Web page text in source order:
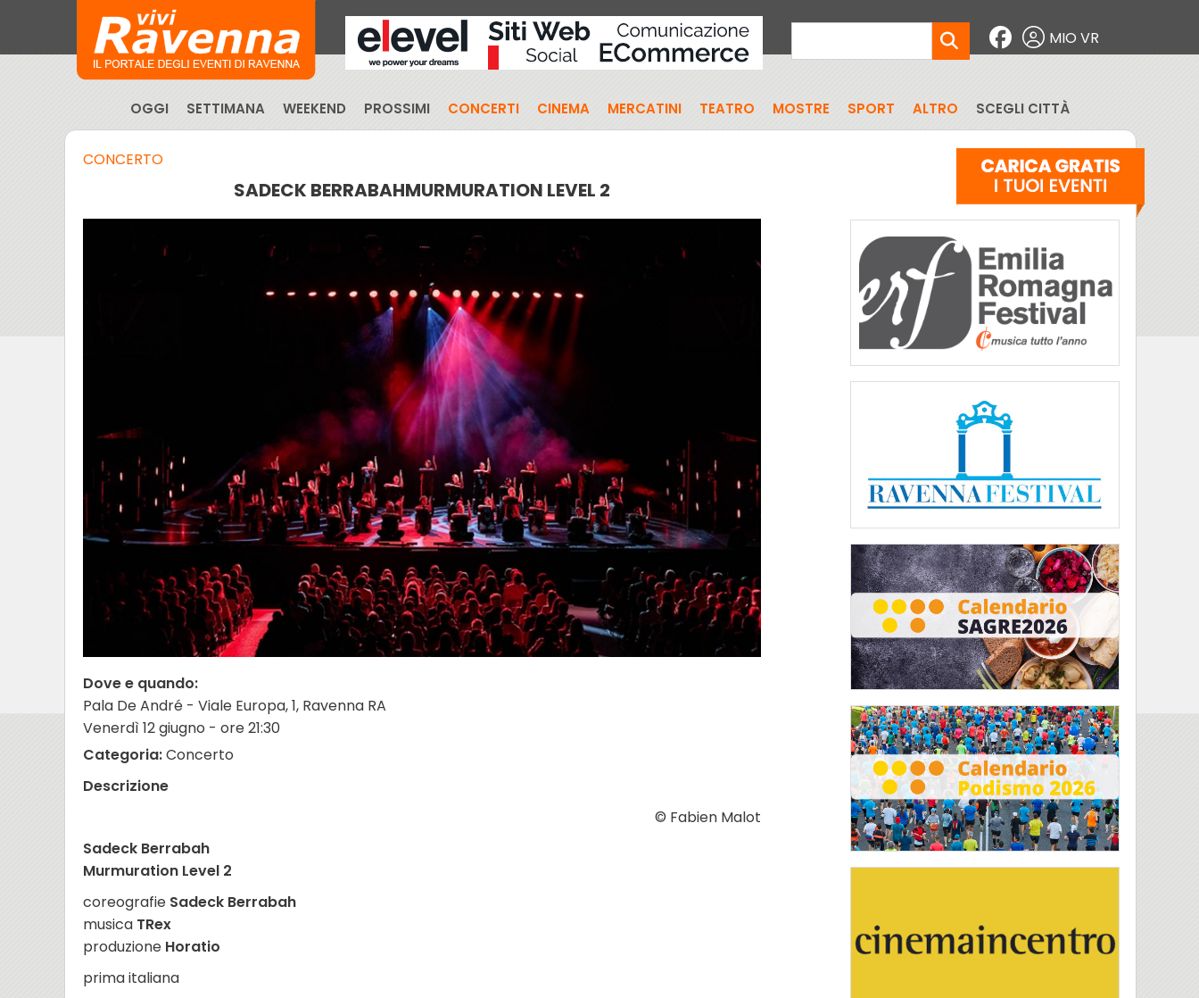
MIO VR
OGGI SETTIMANA WEEKEND PROSSIMI CONCERTI CINEMA MERCATINI TEATRO MOSTRE SPORT ALTRO SCEGLI CITTÀ
CONCERTO
SADECK BERRABAHMURMURATION LEVEL 2
Dove e quando:
Pala De André - Viale Europa, 1, Ravenna RA
Venerdì 12 giugno - ore 21:30
Categoria:Concerto
Descrizione
© Fabien Malot
Sadeck Berrabah
Murmuration Level 2
coreografie Sadeck Berrabah
musica TRex
produzione Horatio
prima italiana